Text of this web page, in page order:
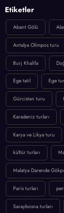
Etiketler
Abant Gölü
Antalya Olimpos turu
Burj Khalifa
Ege tatil Ege
Gürcistan turu
Karadeniz turları
Karya ve Likya turu
kültür turları
Malatya Darende
Paris turları
Saraybosna turları